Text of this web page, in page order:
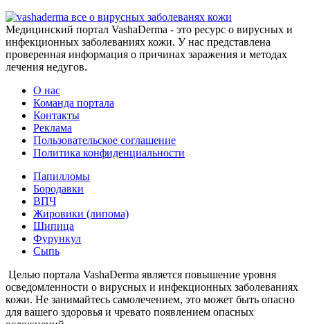
все о вирусных заболеванях кожи
Медицинский портал VashaDerma - это ресурс о вирусных и
инфекционных заболеваниях кожи. У нас представлена
проверенная информация о причинах заражения и методах
лечения недугов.
О нас
Команда портала
Контакты
Реклама
Пользовательское соглашение
Политика конфиденциальности
Папилломы
Бородавки
ВПЧ
Жировики (липома)
Шипица
Фурункул
Сыпь
Целью портала VashaDerma является повышение уровня
осведомленности о вирусных и инфекционных заболеваниях
кожи. Не занимайтесь самолечением, это может быть опасно
для вашего здоровья и чревато появлением опасных